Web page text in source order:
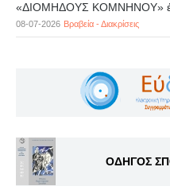
«ΔΙΟΜΗΔΟΥΣ ΚΟΜΝΗΝΟΥ»
08-07-2026 Βραβεία - Διακρίσεις
ΟΔΗΓΟΣ